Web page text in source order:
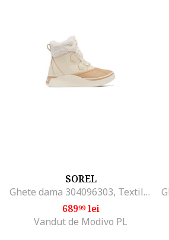
SOREL
Ghete dama 304096303, Textil, Bej, Bej
68999lei
Vandut de Modivo PL